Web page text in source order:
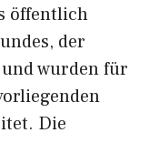
öffentlich
der
wurden für
Die